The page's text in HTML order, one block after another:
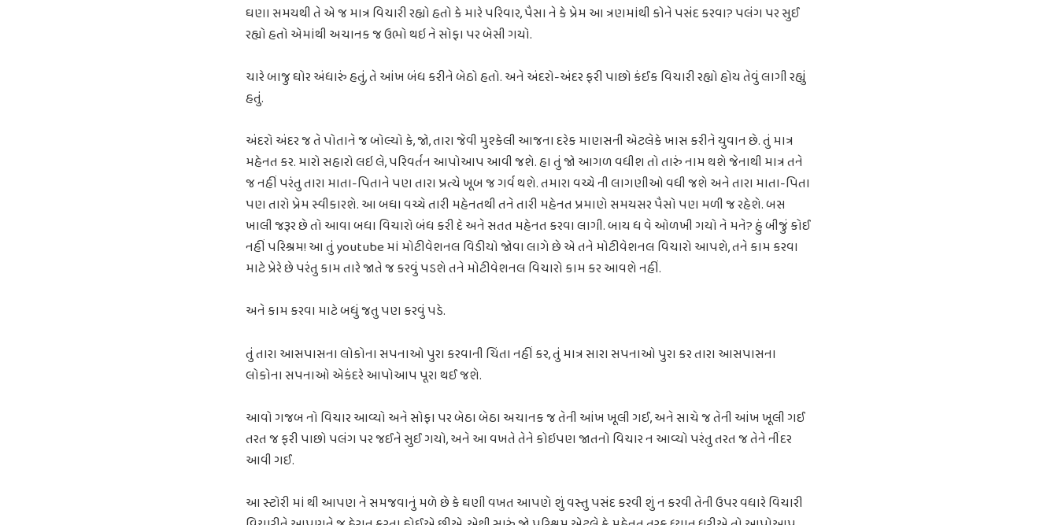
ઘણા સમયથી તે એ જ માત્ર વિચારી રહ્યો હતો કે મારે પરિવાર, પૈસા ને કે પ્રેમ આ ત્રણમાંથી કોને પસંદ કરવા? પલંગ પર સુઈ
રહ્યો હતો એમાંથી અચાનક જ ઉભો થઇ ને સોફા પર બેસી ગયો.
ચારે બાજુ ઘોર અંધારું હતું, તે આંખ બંધ કરીને બેઠો હતો. અને અંદરો-અંદર ફરી પાછો કંઈક વિચારી રહ્યો હોય તેવું લાગી રહ્યું
હતું.
અંદરો અંદર જ તે પોતાને જ બોલ્યો કે, જો, તારા જેવી મુશ્કેલી આજના દરેક માણસની એટલેકે ખાસ કરીને યુવાન છે. તું માત્ર
મહેનત કર. મારો સહારો લઇ લે, પરિવર્તન આપોઆપ આવી જશે. હા તું જો આગળ વધીશ તો તારું નામ થશે જેનાથી માત્ર તને
જ નહીં પરંતુ તારા માતા-પિતાને પણ તારા પ્રત્યે ખૂબ જ ગર્વ થશે. તમારા વચ્ચે ની લાગણીઓ વધી જશે અને તારા માતા-પિતા
પણ તારો પ્રેમ સ્વીકારશે. આ બધા વચ્ચે તારી મહેનતથી તને તારી મહેનત પ્રમાણે સમયસર પૈસો પણ મળી જ રહેશે. બસ
ખાલી જરૂર છે તો આવા બધા વિચારો બંધ કરી દે અને સતત મહેનત કરવા લાગી. બાય ધ વે ઓળખી ગયો ને મને? હું બીજું કોઈ
નહીં પરિશ્રમ! આ તું youtube માં મોટીવેશનલ વિડીયો જોવા લાગે છે એ તને મોટીવેશનલ વિચારો આપશે, તને કામ કરવા
માટે પ્રેરે છે પરંતુ કામ તારે જાતે જ કરવું પડશે તને મોટીવેશનલ વિચારો કામ કર આવશે નહીં.
અને કામ કરવા માટે બધું જતુ પણ કરવું પડે.
તું તારા આસપાસના લોકોના સપનાઓ પુરા કરવાની ચિંતા નહીં કર, તું માત્ર સારા સપનાઓ પુરા કર તારા આસપાસના
લોકોના સપનાઓ એકંદરે આપોઆપ પૂરા થઈ જશે.
આવો ગજબ નો વિચાર આવ્યો અને સોફા પર બેઠા બેઠા અચાનક જ તેની આંખ ખૂલી ગઈ, અને સાચે જ તેની આંખ ખૂલી ગઈ
તરત જ ફરી પાછો પલંગ પર જઈને સુઈ ગયો, અને આ વખતે તેને કોઇપણ જાતનો વિચાર ન આવ્યો પરંતુ તરત જ તેને નીંદર
આવી ગઈ.
આ સ્ટોરી માં થી આપણ ને સમજવાનું મળે છે કે ઘણી વખત આપણે શું વસ્તુ પસંદ કરવી શું ન કરવી તેની ઉપર વધારે વિચારી